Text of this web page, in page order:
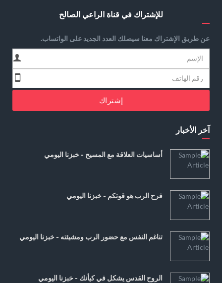
للإشتراك في قناة الراعي الصالح
عن طريق الإشتراك معنا سيصلك العدد الجديد على الواتساب.
إشتراك
آخر الأخبار
أساسيات العلاقة مع المسيح - خبزنا اليومي
فرح الرب هو قوتكم - خبزنا اليومي
تناغم النفس مع حضور الرب ومشيئته - خبزنا اليومي
الروح القدس يشكل في كيأنك - خبزنا اليومي